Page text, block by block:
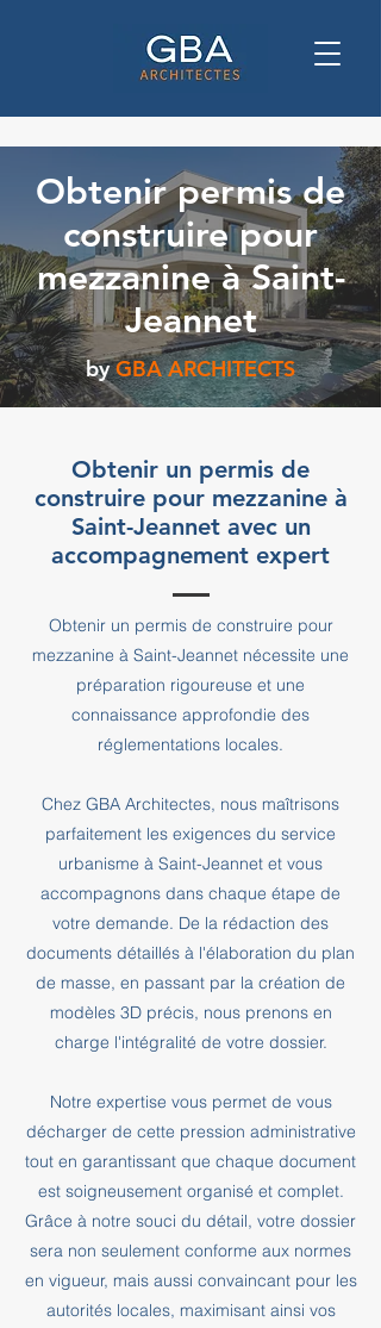
Obtenir permis de
construire pour
mezzanine à Saint-
Jeannet
by GBA ARCHITECTS
Obtenir un permis de
construire pour mezzanine à
Saint-Jeannet avec un
accompagnement expert
Obtenir un permis de construire pour
mezzanine à Saint-Jeannet nécessite une
préparation rigoureuse et une
connaissance approfondie des
réglementations locales.
Chez GBA Architectes, nous maîtrisons
parfaitement les exigences du service
urbanisme à Saint-Jeannet et vous
accompagnons dans chaque étape de
votre demande. De la rédaction des
documents détaillés à l'élaboration du plan
de masse, en passant par la création de
modèles 3D précis, nous prenons en
charge l'intégralité de votre dossier.
Notre expertise vous permet de vous
décharger de cette pression administrative
tout en garantissant que chaque document
est soigneusement organisé et complet.
Grâce à notre souci du détail, votre dossier
sera non seulement conforme aux normes
en vigueur, mais aussi convaincant pour les
autorités locales, maximisant ainsi vos